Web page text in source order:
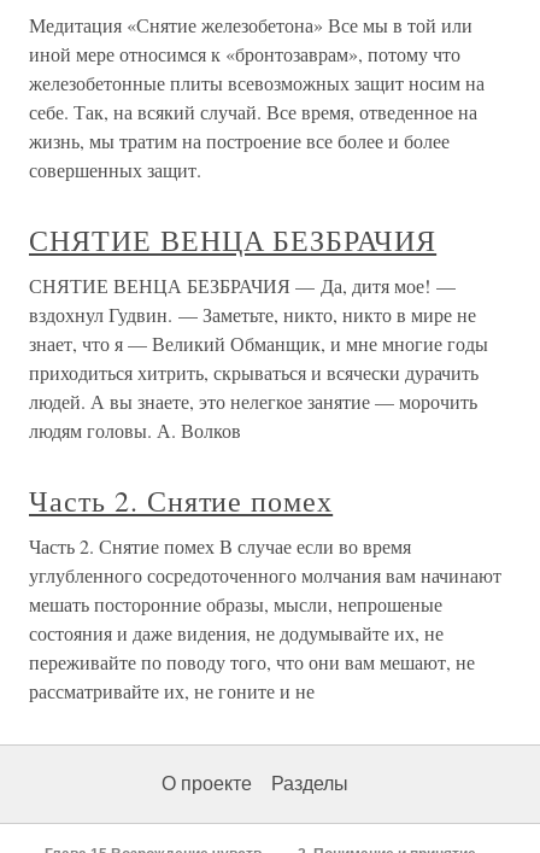
Медитация «Снятие железобетона» Все мы в той или
иной мере относимся к «бронтозаврам», потому что
железобетонные плиты всевозможных защит носим на
себе. Так, на всякий случай. Все время, отведенное на
жизнь, мы тратим на построение все более и более
совершенных защит.
СНЯТИЕ ВЕНЦА БЕЗБРАЧИЯ
СНЯТИЕ ВЕНЦА БЕЗБРАЧИЯ — Да, дитя мое! —
вздохнул Гудвин. — Заметьте, никто, никто в мире не
знает, что я — Великий Обманщик, и мне многие годы
приходиться хитрить, скрываться и всячески дурачить
людей. А вы знаете, это нелегкое занятие — морочить
людям головы. А. Волков
Часть 2. Снятие помех
Часть 2. Снятие помех В случае если во время
углубленного сосредоточенного молчания вам начинают
мешать посторонние образы, мысли, непрошеные
состояния и даже видения, не додумывайте их, не
переживайте по поводу того, что они вам мешают, не
рассматривайте их, не гоните и не
О проекте Разделы